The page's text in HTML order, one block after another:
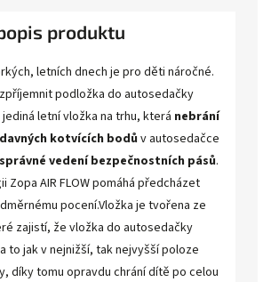
produktu
letních dnech je pro děti náročné.
podložka do autosedačky
jediná letní vložka na trhu, která nebrání
kotvících bodů v autosedačce
správné vedení bezpečnostních pásů.
Zopa AIR FLOW pomáhá předcházet
pocení.Vložka je tvořena ze
zajistí, že vložka do autosedačky
to jak v nejnižší, tak nejvyšší poloze
díky tomu opravdu chrání dítě po celou